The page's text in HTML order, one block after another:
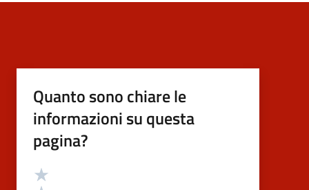
Quanto sono chiare le
informazioni su questa
pagina?
Valutazione